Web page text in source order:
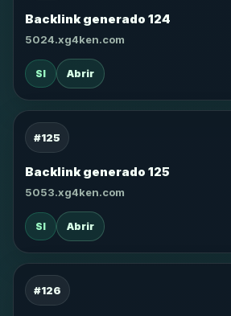
Backlink generado 124
5024.xg4ken.com
SI Abrir
#125
Backlink generado 125
5053.xg4ken.com
SI Abrir
#126